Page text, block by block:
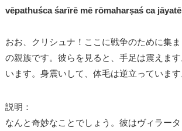
vēpathuśca śarīrē mē rōmaharṣaś ca jāyatē
おお、クリシュナ！ここに戦争のために集
の親族です。彼らを見ると、手足は震えま
います。身震いして、体毛は逆立っています
説明：
なんと奇妙なことでしょう。彼はヴィラー